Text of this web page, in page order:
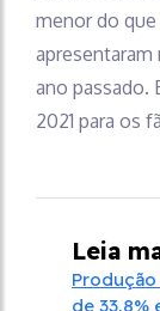
menor do que
ano passado.
2021 para os
Leia
de 33,8%